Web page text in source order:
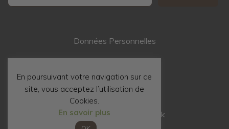
Données Personnelles
Mentions Légales
Suivez nous sur Facebook
En poursuivant votre navigation sur ce
site, vous acceptez l’utilisation de
Cookies.
En savoir plus